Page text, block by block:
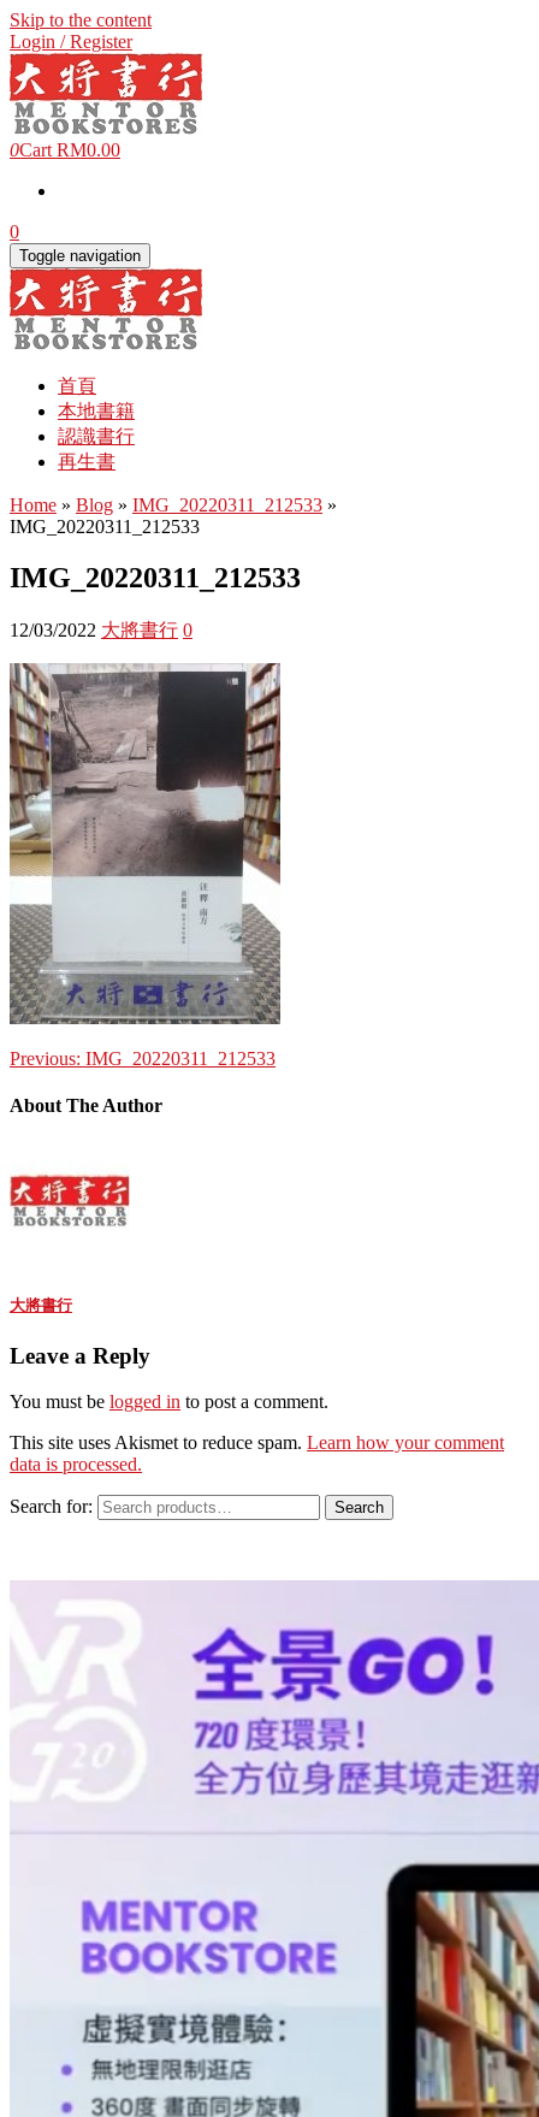
Skip to the content
Login / Register
0Cart RM0.00
0
Toggle navigation
首頁
本地書籍
認識書行
再生書
Home » Blog » IMG_20220311_212533 »
IMG_20220311_212533
IMG_20220311_212533
12/03/2022 大將書行 0
Previous: IMG_20220311_212533
About The Author
大將書行
Leave a Reply
You must be logged in to post a comment.
This site uses Akismet to reduce spam. Learn how your comment
data is processed.
Search for: Search